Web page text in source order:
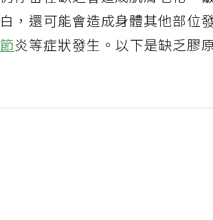
，還可能會造成身體其他部位
炎等症狀發生。以下是缺乏膠